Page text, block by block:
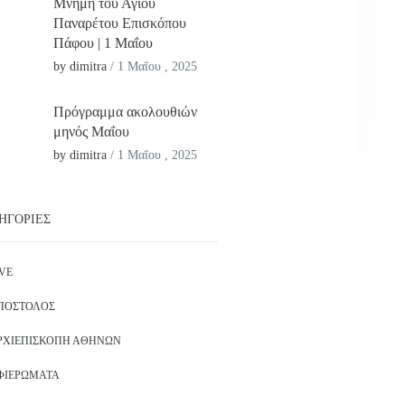
Μνήμη του Αγίου
Παναρέτου Επισκόπου
Πάφου | 1 Μαΐου
by dimitra / 1 Μαΐου , 2025
Πρόγραμμα ακολουθιών
μηνός Μαΐου
by dimitra / 1 Μαΐου , 2025
ΑΘΗΝΏΝ